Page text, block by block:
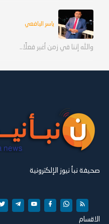
ياسر اليافعي
والله إننا في زمن أغبر فعلًا..
صحيفة نبأ نيوز الإلكترونية
الاقسام